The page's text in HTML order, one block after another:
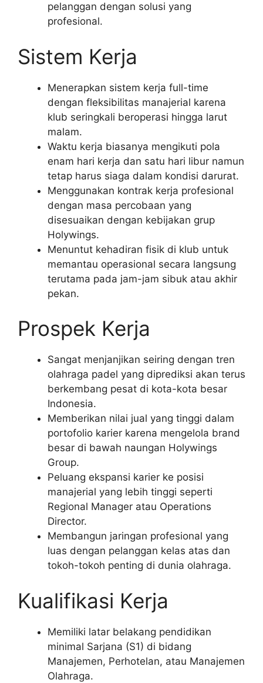
pelanggan dengan solusi yang
profesional.
Sistem Kerja
Menerapkan sistem kerja full-time
dengan fleksibilitas manajerial karena
klub seringkali beroperasi hingga larut
malam.
Waktu kerja biasanya mengikuti pola
enam hari kerja dan satu hari libur namun
tetap harus siaga dalam kondisi darurat.
Menggunakan kontrak kerja profesional
dengan masa percobaan yang
disesuaikan dengan kebijakan grup
Holywings.
Menuntut kehadiran fisik di klub untuk
memantau operasional secara langsung
terutama pada jam-jam sibuk atau akhir
pekan.
Prospek Kerja
Sangat menjanjikan seiring dengan tren
olahraga padel yang diprediksi akan terus
berkembang pesat di kota-kota besar
Indonesia.
Memberikan nilai jual yang tinggi dalam
portofolio karier karena mengelola brand
besar di bawah naungan Holywings
Group.
Peluang ekspansi karier ke posisi
manajerial yang lebih tinggi seperti
Regional Manager atau Operations
Director.
Membangun jaringan profesional yang
luas dengan pelanggan kelas atas dan
tokoh-tokoh penting di dunia olahraga.
Kualifikasi Kerja
Memiliki latar belakang pendidikan
minimal Sarjana (S1) di bidang
Manajemen, Perhotelan, atau Manajemen
Olahraga.